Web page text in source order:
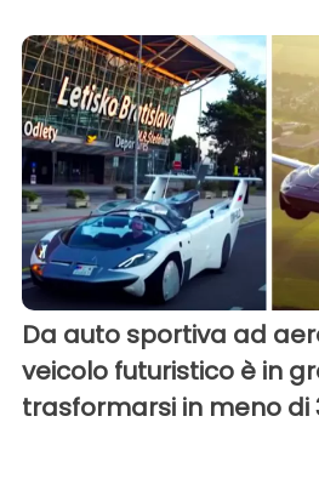
Da auto sportiva ad
veicolo futuristico è in
trasformarsi in meno di